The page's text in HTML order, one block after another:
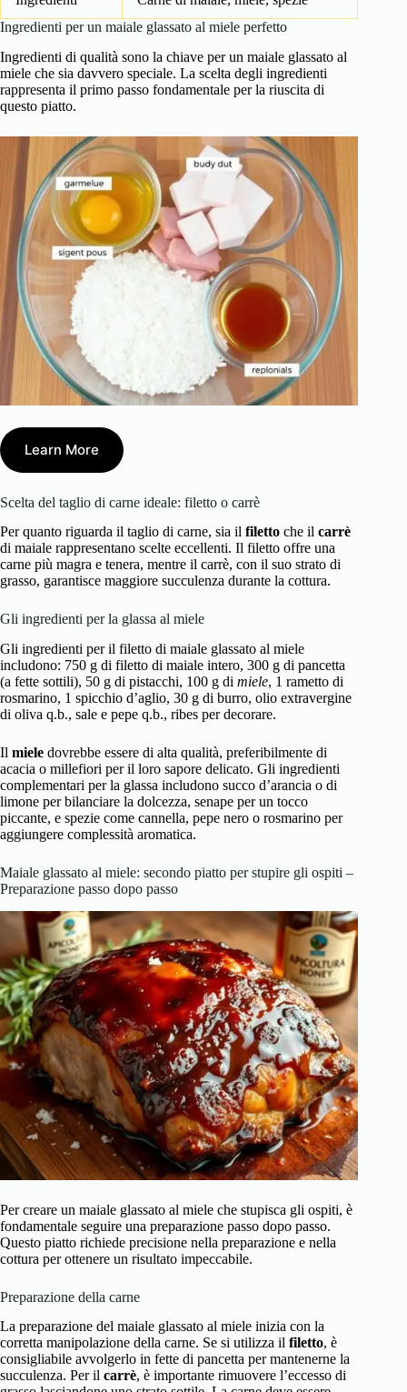
Ingredienti per un maiale glassato al miele perfetto
Ingredienti di qualità sono la chiave per un maiale glassato al
miele che sia davvero speciale. La scelta degli ingredienti
rappresenta il primo passo fondamentale per la riuscita di
questo piatto.
Learn More
Scelta del taglio di carne ideale: filetto o carrè
Per quanto riguarda il taglio di carne, sia il filetto che il carrè
di maiale rappresentano scelte eccellenti. Il filetto offre una
carne più magra e tenera, mentre il carrè, con il suo strato di
grasso, garantisce maggiore succulenza durante la cottura.
Gli ingredienti per la glassa al miele
Gli ingredienti per il filetto di maiale glassato al miele
includono: 750 g di filetto di maiale intero, 300 g di pancetta
(a fette sottili), 50 g di pistacchi, 100 g di miele, 1 rametto di
rosmarino, 1 spicchio d’aglio, 30 g di burro, olio extravergine
di oliva q.b., sale e pepe q.b., ribes per decorare.
Il miele dovrebbe essere di alta qualità, preferibilmente di
acacia o millefiori per il loro sapore delicato. Gli ingredienti
complementari per la glassa includono succo d’arancia o di
limone per bilanciare la dolcezza, senape per un tocco
piccante, e spezie come cannella, pepe nero o rosmarino per
aggiungere complessità aromatica.
Maiale glassato al miele: secondo piatto per stupire gli ospiti –
Preparazione passo dopo passo
Per creare un maiale glassato al miele che stupisca gli ospiti, è
fondamentale seguire una preparazione passo dopo passo.
Questo piatto richiede precisione nella preparazione e nella
cottura per ottenere un risultato impeccabile.
Preparazione della carne
La preparazione del maiale glassato al miele inizia con la
corretta manipolazione della carne. Se si utilizza il filetto, è
consigliabile avvolgerlo in fette di pancetta per mantenerne la
succulenza. Per il carrè, è importante rimuovere l’eccesso di